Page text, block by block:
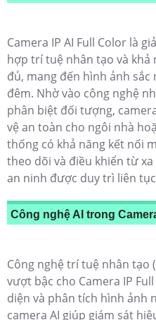
Camera IP AI Full Color là
hợp trí tuệ nhân tạo và khả
đủ, mang đến hình ảnh sắc
đêm. Nhờ vào công nghệ
phân biệt đối tượng,
vệ an toàn cho ngôi nhà
thống có khả năng kết nối
theo dõi và điều khiển từ
an ninh được duy trì liên
Công nghệ AI trong
Công nghệ trí tuệ nhân tạo
vượt bậc cho Camera IP
diện và phân tích hình ảnh
camera AI giúp giám sát